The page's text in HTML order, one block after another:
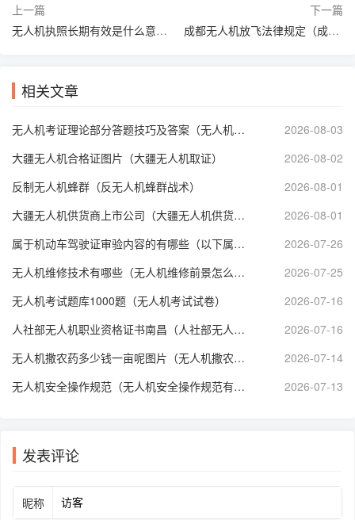
上一篇
无人机执照长期有效是什么意思（无人机执照长期有效是什么意思啊）
下一篇
成都无人机放飞法律规定（成都市无人机飞行新规）
相关文章
无人机考证理论部分答题技巧及答案（无人机理论考试技巧）
2026-08-03
大疆无人机合格证图片（大疆无人机取证）
2026-08-02
反制无人机蜂群（反无人机蜂群战术）
2026-08-01
大疆无人机供货商上市公司（大疆无人机供货商上市公司有哪些）
2026-08-01
属于机动车驾驶证审验内容的有哪些（以下属于机动车驾驶证审验内容）
2026-07-26
无人机维修技术有哪些（无人机维修前景怎么样）
2026-07-25
无人机考试题库1000题（无人机考试试卷）
2026-07-16
人社部无人机职业资格证书南昌（人社部无人机技能等级证书）
2026-07-16
无人机撒农药多少钱一亩呢图片（无人机撒农药多少钱一亩呢图片大全）
2026-07-14
无人机安全操作规范（无人机安全操作规范有哪些）
2026-07-13
发表评论
昵称